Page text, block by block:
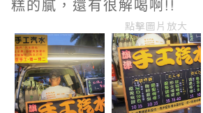
糕的膩，還有很解喝啊!!
點擊圖片放大